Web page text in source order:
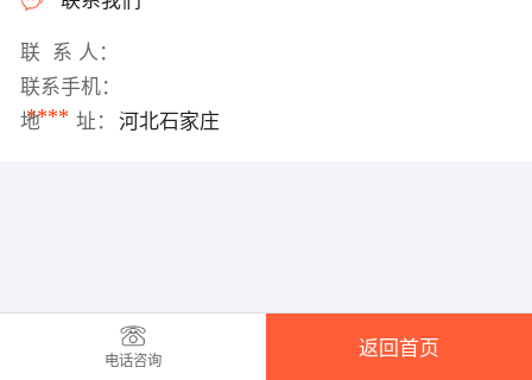
联 系 人：
联系手机：
****
地 址： 河北石家庄
电话咨询
返回首页